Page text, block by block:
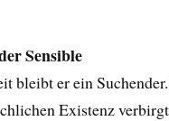
Sensible
bleibt er ein
Existenz